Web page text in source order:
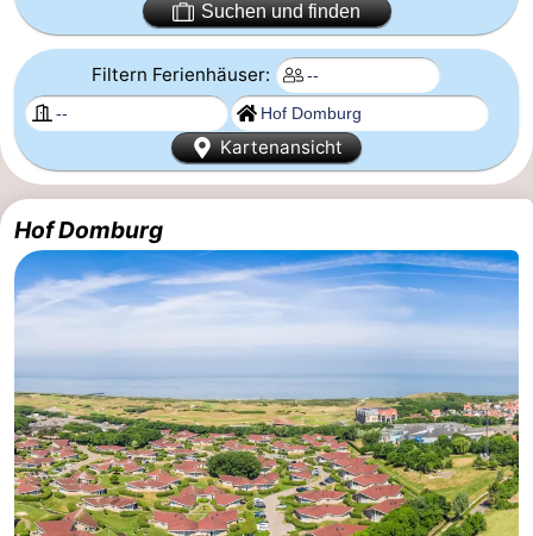
Appartements
-
Duinweg
Résidence
Wijngaerde
Campingplätze
Ferienhäuser
-
Domburg
De
Boomgaard
-
De
Zandput
-
Hof
-
Suchen und finden
Filtern Ferienhäuser:
Kartenansicht
Hof Domburg